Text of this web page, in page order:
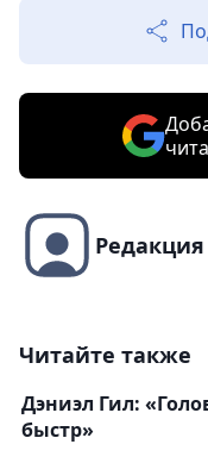
Читайте также
Дэниэл Гил:
быстр»